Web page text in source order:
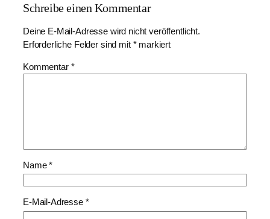
Schreibe einen Kommentar
Deine E-Mail-Adresse wird nicht veröffentlicht.
Erforderliche Felder sind mit *markiert
Kommentar *
Name*
E-Mail-Adresse *